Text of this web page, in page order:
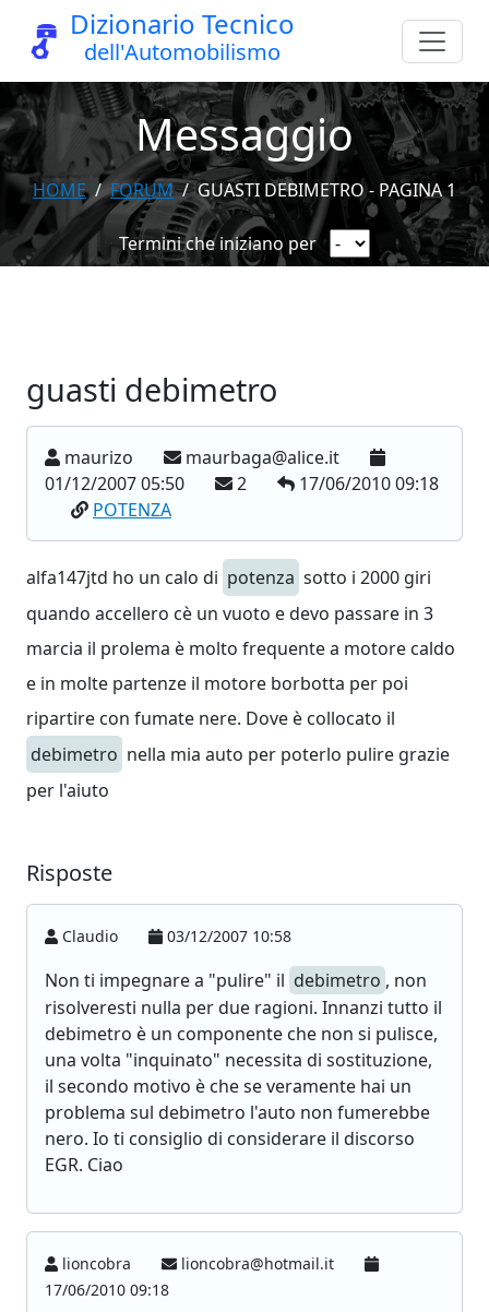
Dizionario Tecnico
dell'Automobilismo
Messaggio
HOME FORUM GUASTI DEBIMETRO - PAGINA 1
Termini che iniziano per
guasti debimetro
maurizo
maurbaga@alice.it
01/12/2007 05:50
2
17/06/2010 09:18
POTENZA
alfa147jtd ho un calo di potenza sotto i 2000 giri
quando accellero cè un vuoto e devo passare in 3
marcia il prolema è molto frequente a motore caldo
e in molte partenze il motore borbotta per poi
ripartire con fumate nere. Dove è collocato il
debimetro nella mia auto per poterlo pulire grazie
per l'aiuto
Risposte
Claudio 03/12/2007 10:58
Non ti impegnare a "pulire" il debimetro , non
risolveresti nulla per due ragioni. Innanzi tutto il
debimetro è un componente che non si pulisce,
una volta "inquinato" necessita di sostituzione,
il secondo motivo è che se veramente hai un
problema sul debimetro l'auto non fumerebbe
nero. Io ti consiglio di considerare il discorso
EGR. Ciao
lioncobra
lioncobra@hotmail.it
17/06/2010 09:18